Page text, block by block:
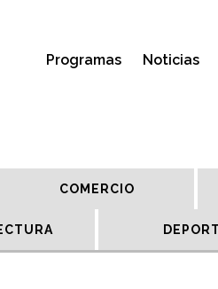
Programas Noticias
COMERCIO